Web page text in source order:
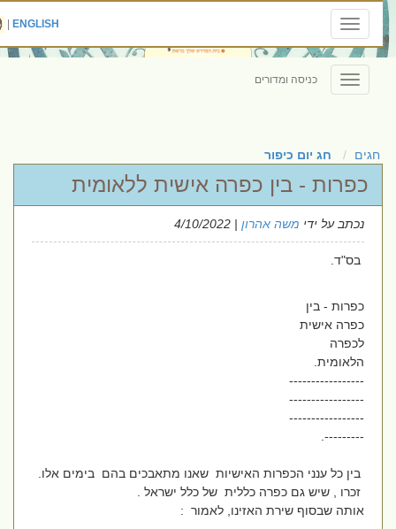
Toggle
navigation
ENGLISH
|
Toggle
navigation
כניסה ומדורים
חגים חג יום כיפור
כפרות - בין כפרה אישית ללאומית
נכתב על ידימשה אהרון| 4/10/2022
בס"ד.
כפרות - בין
כפרה אישית
לכפרה
הלאומית.
-----------------
-----------------
-----------------
---------.
בין כל ענני הכפרות האישיות שאנו מתאבכים בהם בימים אלו.
זכרו , שיש גם כפרה כללית של כלל ישראל .
אותה שבסוף שירת האזינו, לאמור :